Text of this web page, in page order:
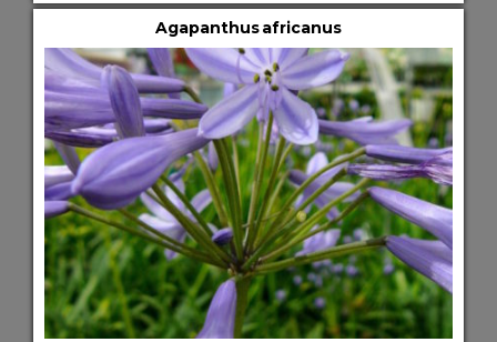
Agapanthus africanus